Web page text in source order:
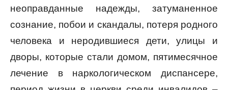
неоправданные надежды, затуманенное
сознание, побои и скандалы, потеря родного
человека и неродившиеся дети, улицы и
дворы, которые стали домом, пятимесячное
лечение в наркологическом диспансере,